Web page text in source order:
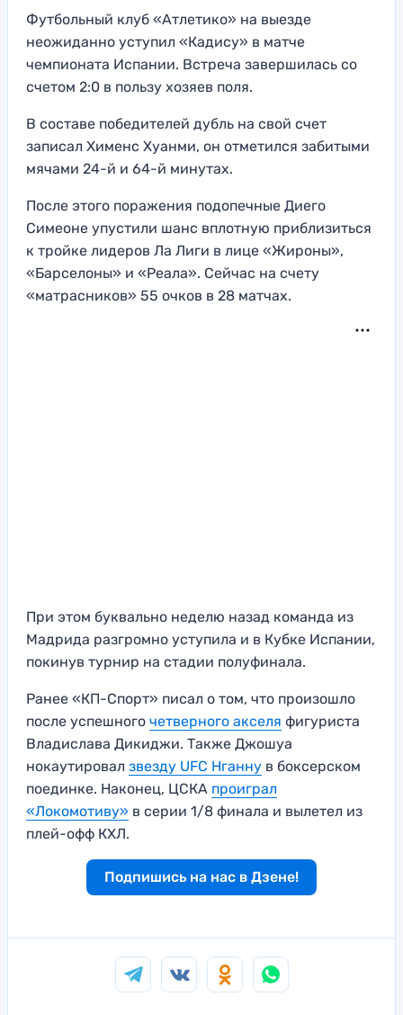
Футбольный клуб «Атлетико» на выезде
неожиданно уступил «Кадису» в матче
чемпионата Испании. Встреча завершилась со
счетом 2:0 в пользу хозяев поля.
В составе победителей дубль на свой счет
записал Хименс Хуанми, он отметился забитыми
мячами 24-й и 64-й минутах.
После этого поражения подопечные Диего
Симеоне упустили шанс вплотную приблизиться
к тройке лидеров Ла Лиги в лице «Жироны»,
«Барселоны» и «Реала». Сейчас на счету
«матрасников» 55 очков в 28 матчах.
При этом буквально неделю назад команда из
Мадрида разгромно уступила и в Кубке Испании,
покинув турнир на стадии полуфинала.
Ранее «КП-Спорт» писал о том, что произошло
после успешного четверного акселя фигуриста
Владислава Дикиджи. Также Джошуа
нокаутировал звезду UFC Нганну в боксерском
поединке. Наконец, ЦСКА проиграл
«Локомотиву» в серии 1/8 финала и вылетел из
плей-офф КХЛ.
Подпишись на нас в Дзене!